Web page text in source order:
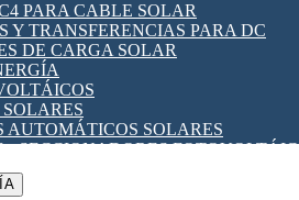
PARA CABLE SOLAR
Y TRANSFERENCIAS PARA DC
DE CARGA SOLAR
AUTOMÁTICOS SOLARES
- SECCIONADORES
Y SECCIONADORES